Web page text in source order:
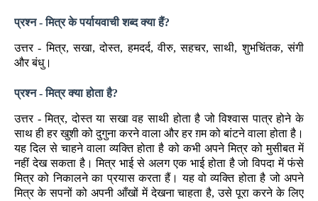
प्रश्न - मित्र के पर्यायवाची शब्द क्या हैं?
उत्तर - मित्र, सखा, दोस्त, हमदर्द, वीरु, सहचर, साथी, शुभचिंतक, संगी
और बंधु।
प्रश्न - मित्र क्या होता है?
उत्तर - मित्र, दोस्त या सखा वह साथी होता है जो विश्वास पात्र होने के
साथ ही हर खुशी को दुगुना करने वाला और हर ग़म को बांटने वाला होता है।
यह दिल से चाहने वाला व्यक्ति होता है को कभी अपने मित्र को मुसीबत में
नहीं देख सकता है। मित्र भाई से अलग एक भाई होता है जो विपदा में फंसे
मित्र को निकालने का प्रयास करता हैं। यह वो व्यक्ति होता है जो अपने
मित्र के सपनों को अपनी आँखों में देखना चाहता है, उसे पूरा करने के लिए